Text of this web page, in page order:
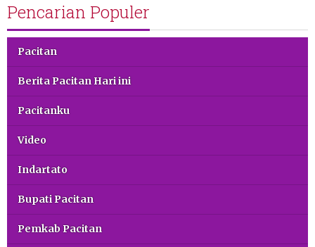
Pencarian Populer
Pacitan
Berita Pacitan Hari ini
Pacitanku
Video
Indartato
Bupati Pacitan
Pemkab Pacitan